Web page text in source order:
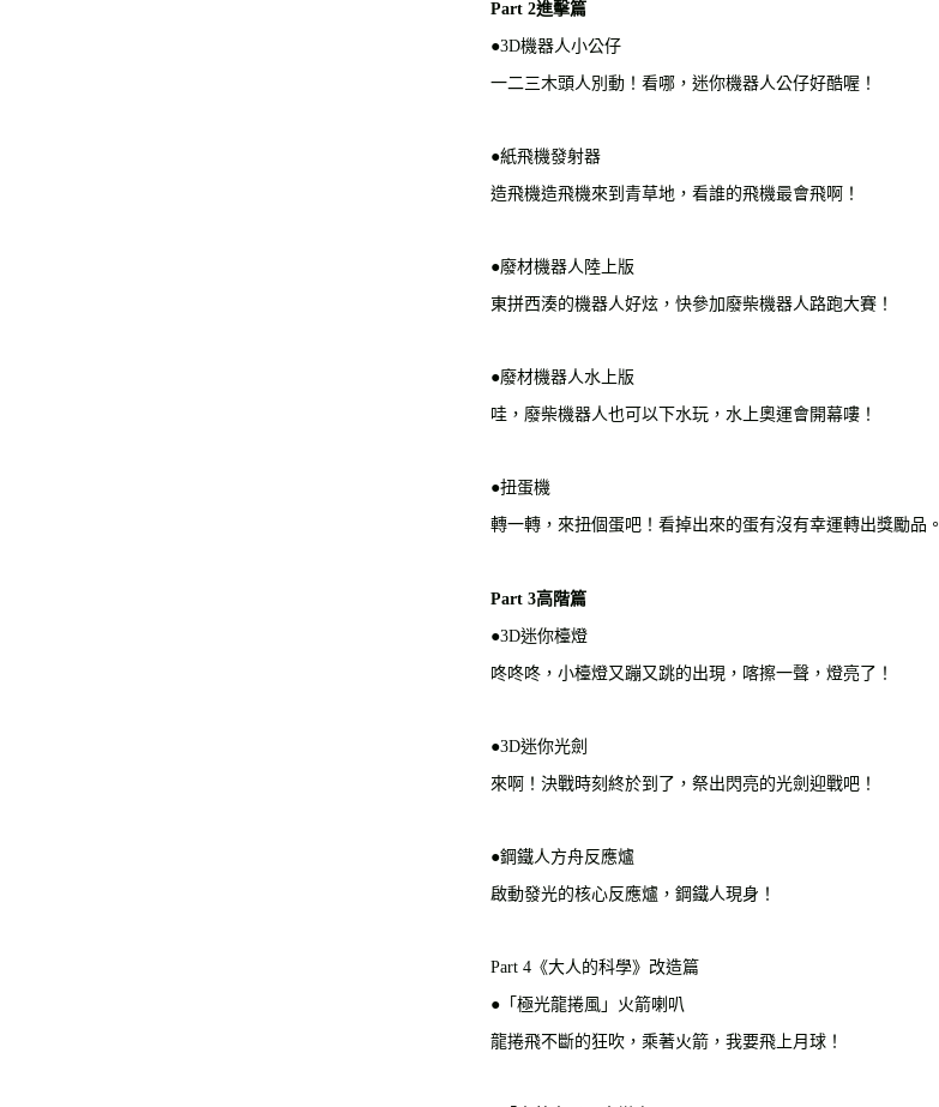
Part 2進擊篇
●3D機器人小公仔
一二三木頭人別動！看哪，迷你機器人公仔好酷喔！
●紙飛機發射器
造飛機造飛機來到青草地，看誰的飛機最會飛啊！
●廢材機器人陸上版
東拼西湊的機器人好炫，快參加廢柴機器人路跑大賽！
●廢材機器人水上版
哇，廢柴機器人也可以下水玩，水上奧運會開幕嘍！
●扭蛋機
轉一轉，來扭個蛋吧！看掉出來的蛋有沒有幸運轉出獎勵品。
Part 3高階篇
●3D迷你檯燈
咚咚咚，小檯燈又蹦又跳的出現，喀擦一聲，燈亮了！
●3D迷你光劍
來啊！決戰時刻終於到了，祭出閃亮的光劍迎戰吧！
●鋼鐵人方舟反應爐
啟動發光的核心反應爐，鋼鐵人現身！
Part 4《大人的科學》改造篇
●「極光龍捲風」火箭喇叭
龍捲飛不斷的狂吹，乘著火箭，我要飛上月球！